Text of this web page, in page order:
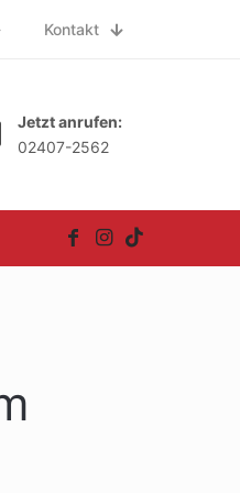
Kontakt
Jetzt anrufen:
02407-2562